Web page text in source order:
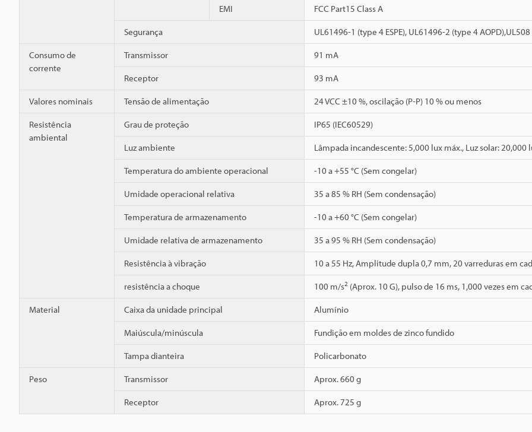
EMI FCC Part15 Class A
Segurança UL61496-1 (type 4 ESPE), UL61496-2 (type 4 AOPD),UL508
Consumo de
corrente
Transmissor 91 mA
Receptor 93 mA
Valores nominais Tensão de alimentação 24 VCC ±10 %, oscilação (P-P) 10 % ou menos
Resistência
ambiental
Grau de proteção IP65 (IEC60529)
Luz ambiente Lâmpada incandescente: 5,000 lux máx., Luz solar: 20,000
Temperatura do ambiente operacional -10 a +55 °C (Sem congelar)
Umidade operacional relativa 35 a 85 % RH (Sem condensação)
Temperatura de armazenamento -10 a +60 °C (Sem congelar)
Umidade relativa de armazenamento 35 a 95 % RH (Sem condensação)
Resistência à vibração 10 a 55 Hz, Amplitude dupla 0,7 mm, 20 varreduras em
resistência a choque 100 m/s2 (Aprox. 10 G), pulso de 16 ms, 1,000 vezes em
Material Caixa da unidade principal Alumínio
Maiúscula/minúscula Fundição em moldes de zinco fundido
Tampa dianteira Policarbonato
Peso Transmissor Aprox. 660 g
Receptor Aprox. 725 g